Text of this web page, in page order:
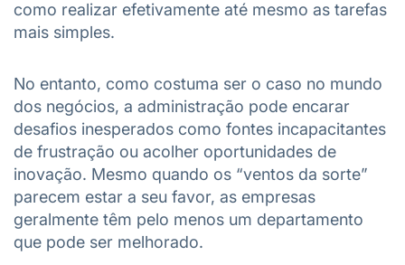
como realizar efetivamente até mesmo as tarefas
mais simples.
No entanto, como costuma ser o caso no mundo
dos negócios, a administração pode encarar
desafios inesperados como fontes incapacitantes
de frustração ou acolher oportunidades de
inovação. Mesmo quando os “ventos da sorte”
parecem estar a seu favor, as empresas
geralmente têm pelo menos um departamento
que pode ser melhorado.